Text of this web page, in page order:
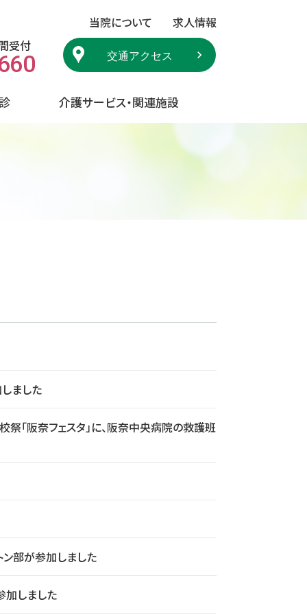
受付
当院について 求人情報
交通アクセス
介護サービス・関連施設
ました
「阪奈フェスタ」に、阪奈中央病院の救護班
ン部が参加しました
加しました